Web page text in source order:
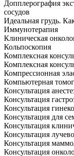
Допплерография
сосудов
Идеальная грудь.
Иммунотерапия
Клиническая
Кольпоскопия
Комплексная
Комплексная
Компрессионная
Компьютерная
Консультация
Консультация
Консультация
Консультация для
Консультация
Консультация
Консультация
Консультация